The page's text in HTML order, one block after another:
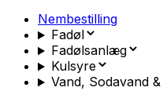
Nembestilling
Fadøl
Fadølsanlæg
Kulsyre
Vand, Sodavand